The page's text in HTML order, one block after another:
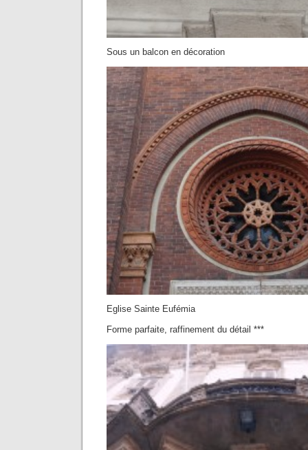
Sous un balcon en décoration
Eglise Sainte Eufémia
Forme parfaite, raffinement du détail ***